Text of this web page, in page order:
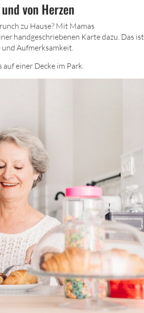
von Herzen
zu Hause? Mit Mamas
handgeschriebenen Karte dazu. Das ist
Aufmerksamkeit.
einer Decke im Park.